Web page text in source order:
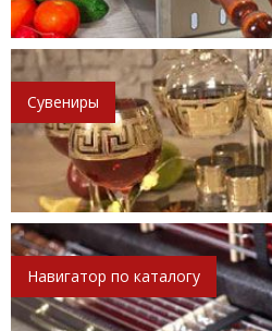
Сувениры
Навигатор по каталогу